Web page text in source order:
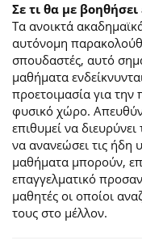
Σε τι θα με
Τα ανοικτά
αυτόνομη
σπουδαστές, αυτό
μαθήματα
προετοιμασία για
φυσικό χώρο.
επιθυμεί να
να ανανεώσει τις ήδη
μαθήματα μπορούν,
επαγγελματικό
μαθητές οι οποίοι
τους στο μέλλον.